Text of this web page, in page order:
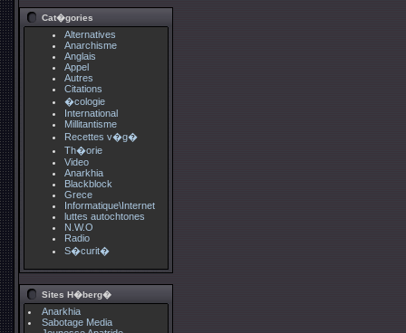
Cat�gories
Alternatives
Anarchisme
Anglais
Appel
Autres
Citations
�cologie
International
Millitantisme
Recettes v�g�
Th�orie
Video
Anarkhia
Blackblock
Grece
Informatique\Internet
luttes autochtones
N.W.O
Radio
S�curit�
Sites H�berg�
Anarkhia
Sabotage Media